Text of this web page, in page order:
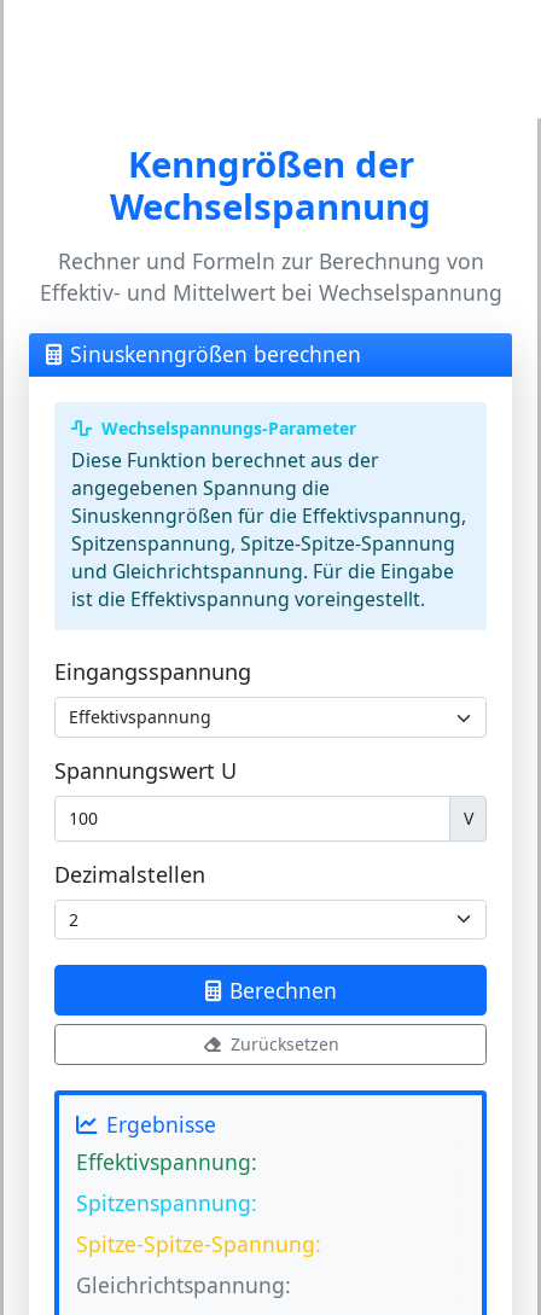
Kenngrößen der
Wechselspannung
Rechner und Formeln zur Berechnung von
Effektiv- und Mittelwert bei Wechselspannung
Sinuskenngrößen berechnen
Wechselspannungs-Parameter
Diese Funktion berechnet aus der
angegebenen Spannung die
Sinuskenngrößen für die Effektivspannung,
Spitzenspannung, Spitze-Spitze-Spannung
und Gleichrichtspannung. Für die Eingabe
ist die Effektivspannung voreingestellt.
Eingangsspannung
Spannungswert U
V
Dezimalstellen
Berechnen
Zurücksetzen
Ergebnisse
Effektivspannung:
Spitzenspannung:
Spitze-Spitze-Spannung:
Gleichrichtspannung: